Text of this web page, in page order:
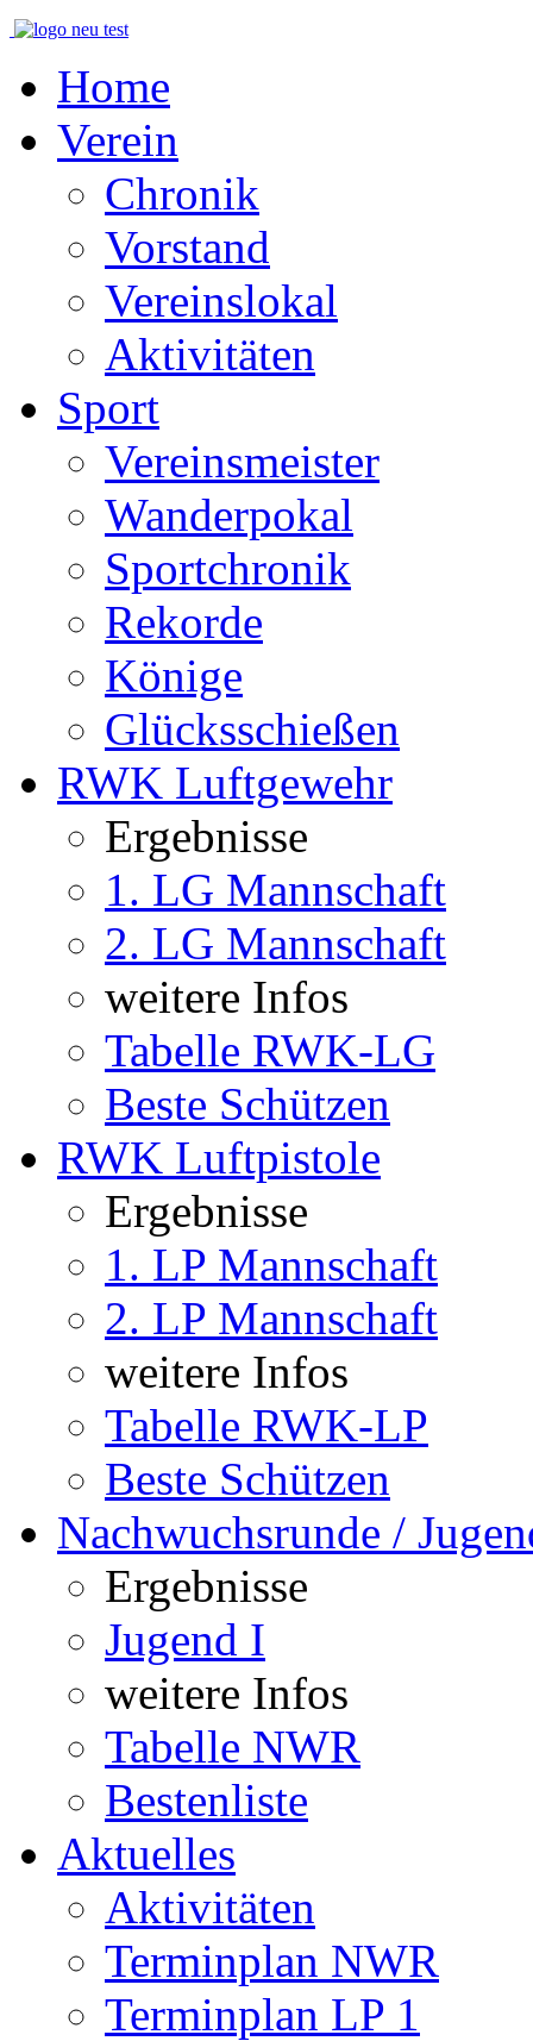
Home
Verein
Chronik
Vorstand
Vereinslokal
Aktivitäten
Sport
Vereinsmeister
Wanderpokal
Sportchronik
Rekorde
Könige
Glücksschießen
RWK Luftgewehr
Ergebnisse
1. LG Mannschaft
2. LG Mannschaft
weitere Infos
Tabelle RWK-LG
Beste Schützen
RWK Luftpistole
Ergebnisse
1. LP Mannschaft
2. LP Mannschaft
weitere Infos
Tabelle RWK-LP
Beste Schützen
Nachwuchsrunde /
Ergebnisse
Jugend I
weitere Infos
Tabelle NWR
Bestenliste
Aktuelles
Aktivitäten
Terminplan NWR
Terminplan LP 1